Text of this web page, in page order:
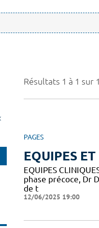
Résultats 1 à 1 sur
PAGES
EQUIPES
EQUIPES
phase précoce, Dr
de t
12/06/2025 19:00